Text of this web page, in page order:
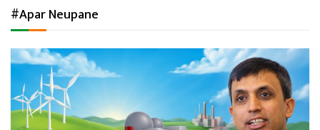
जलवायु
ऊर्जा
दक्षता
उहिलेकाे
#Apar Neupane